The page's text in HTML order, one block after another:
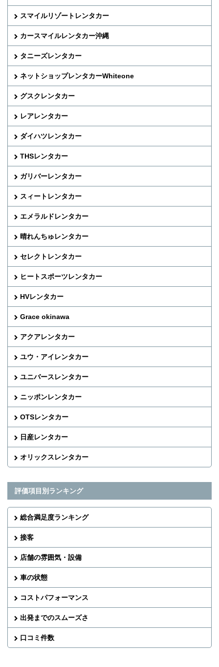
スマイルリゾートレンタカー
カースマイルレンタカー沖縄
タニーズレンタカー
ネットショップレンタカーWhiteone
グスクレンタカー
レアレンタカー
ダイハツレンタカー
THSレンタカー
ガリバーレンタカー
スィートレンタカー
エメラルドレンタカー
晴れんちゅレンタカー
セレクトレンタカー
ヒートスポーツレンタカー
HVレンタカー
Grace okinawa
アクアレンタカー
ユウ・アイレンタカー
ユニバースレンタカー
ニッポンレンタカー
OTSレンタカー
日産レンタカー
オリックスレンタカー
評価項目別ランキング
総合満足度ランキング
接客
店舗の雰囲気・設備
車の状態
コストパフォーマンス
出発までのスムーズさ
口コミ件数